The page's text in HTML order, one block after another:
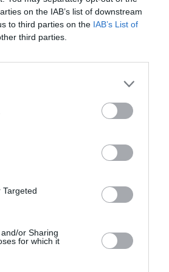
on the IAB’s list of downstream
to third parties on the IAB’s List of
third parties.
or Sharing
for which it
subrayó
“fue
en
y los
de la
“no
en su fase
cometido
y
por
de Control